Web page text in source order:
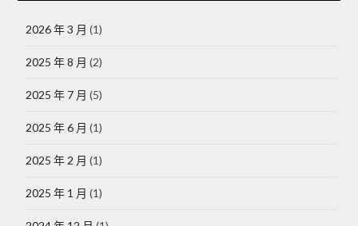
2026 年 3 月 (1)
2025 年 8 月 (2)
2025 年 7 月 (5)
2025 年 6 月 (1)
2025 年 2 月 (1)
2025 年 1 月 (1)